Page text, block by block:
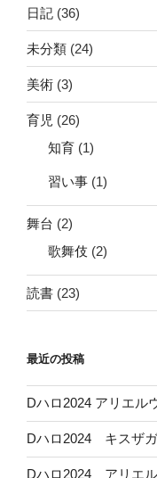
日記 (36)
未分類 (24)
美術 (3)
育児 (26)
知育 (1)
習い事 (1)
舞台 (2)
歌舞伎 (2)
読書 (23)
最近の投稿
Dハロ2024 アリエル
Dハロ2024 キスザ
Dハロ2024 アリエ